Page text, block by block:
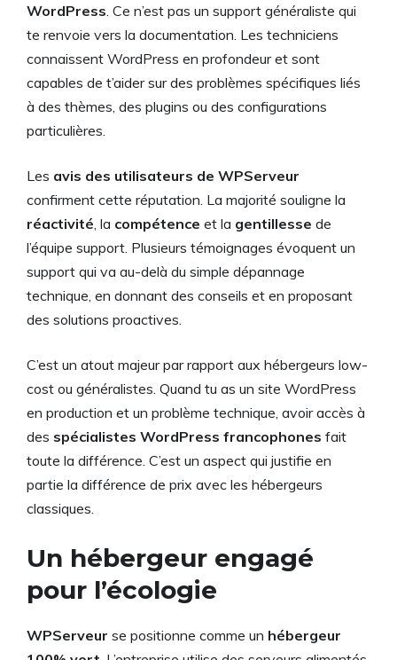
WordPress . Ce n’est pas un support généraliste qui
te renvoie vers la documentation. Les techniciens
connaissent WordPress en profondeur et sont
capables de t’aider sur des problèmes spécifiques liés
à des thèmes, des plugins ou des configurations
particulières.
Les avis des utilisateurs de WPServeur
confirment cette réputation. La majorité souligne la
réactivité , la compétence et la gentillesse de
l’équipe support. Plusieurs témoignages évoquent un
support qui va au-delà du simple dépannage
technique, en donnant des conseils et en proposant
des solutions proactives.
C’est un atout majeur par rapport aux hébergeurs low-
cost ou généralistes. Quand tu as un site WordPress
en production et un problème technique, avoir accès à
des spécialistes WordPress francophones fait
toute la différence. C’est un aspect qui justifie en
partie la différence de prix avec les hébergeurs
classiques.
Un hébergeur engagé
pour l’écologie
WPServeur se positionne comme un hébergeur